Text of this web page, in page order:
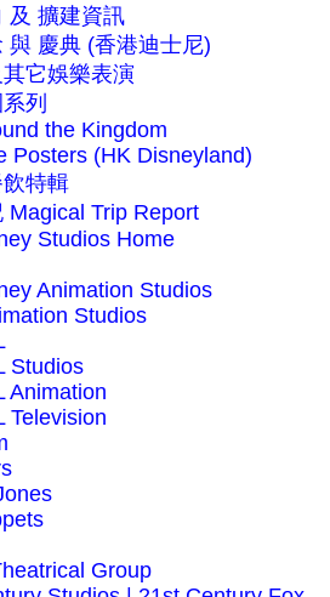
及 擴建資訊
與 慶典 (香港迪士尼)
它娛樂表演
列
the Kingdom
Posters (HK Disneyland)
特輯
Magical Trip Report
Studios Home
Animation Studios
Studios
Studios
Animation
Television
Group